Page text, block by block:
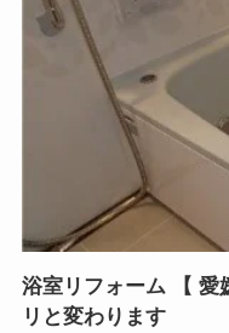
浴室リフォーム 【 愛
リと変わります